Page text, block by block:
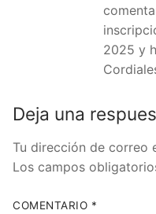
2025 y
Deja una
Tu dirección de correo
Los campos
COMENTARIO *